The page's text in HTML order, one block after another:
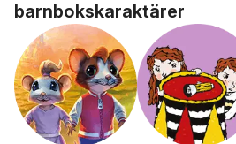
barnbokskaraktärer